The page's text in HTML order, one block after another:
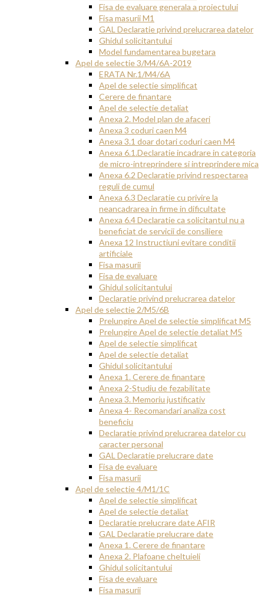
Fisa de evaluare generala a proiectului
Fisa masurii M1
GAL Declaratie privind prelucrarea datelor
Ghidul solicitantului
Model fundamentarea bugetara
Apel de selectie 3/M4/6A-2019
ERATA Nr.1/M4/6A
Apel de selectie simplificat
Cerere de finantare
Apel de selectie detaliat
Anexa 2. Model plan de afaceri
Anexa 3 coduri caen M4
Anexa 3.1 doar dotari coduri caen M4
Anexa 6.1.Declaratie incadrare in categoria
de micro-intreprindere si intreprindere mica
Anexa 6.2 Declaratie privind respectarea
reguli de cumul
Anexa 6.3 Declaratie cu privire la
neancadrarea in firme in dificultate
Anexa 6.4 Declaratie ca solicitantul nu a
beneficiat de servicii de consiliere
Anexa 12 Instructiuni evitare conditii
artificiale
Fisa masurii
Fisa de evaluare
Ghidul solicitantului
Declaratie privind prelucrarea datelor
Apel de selectie 2/M5/6B
Prelungire Apel de selectie simplificat M5
Prelungire Apel de selectie detaliat M5
Apel de selectie simplificat
Apel de selectie detaliat
Ghidul solicitantului
Anexa 1. Cerere de finantare
Anexa 2-Studiu de fezabilitate
Anexa 3. Memoriu justificativ
Anexa 4- Recomandari analiza cost
beneficiu
Declaratie privind prelucrarea datelor cu
caracter personal
GAL Declaratie prelucrare date
Fisa de evaluare
Fisa masurii
Apel de selectie 4/M1/1C
Apel de selectie simplificat
Apel de selectie detaliat
Declaratie prelucrare date AFIR
GAL Declaratie prelucrare date
Anexa 1. Cerere de finantare
Anexa 2. Plafoane cheltuieli
Ghidul solicitantului
Fisa de evaluare
Fisa masurii